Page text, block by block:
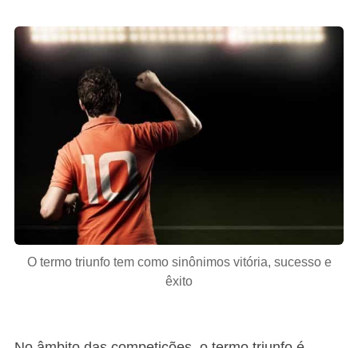
O termo triunfo tem como sinônimos vitória, sucesso e
êxito